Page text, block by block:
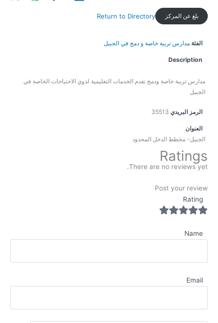
بلغ عن المركز Return to Directory
الفئة مدارس تربية خاصة و دمج في الجبيل
Description
مدارس تربية خاصة ودمج تقدم الخدمات التعليمية لذوي الاحتياجات الخاصة في
الجبيل
الرمز البريدي 35513
العنوان
الجبيل- مخطط الدخل المحدود
Ratings
There are no reviews yet.
Post your review
Rating
Name
Email